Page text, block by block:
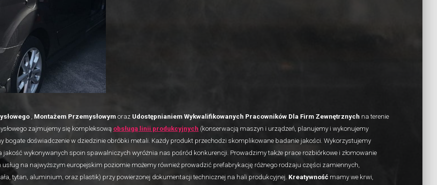
, Montażem Przemysłowym oraz Udostępnianiem Wykwalifikowanych Pracowników Dla Firm Zewnętrznych na terenie
zajmujemy się kompleksową obsługą linii produkcyjnych (konserwacją maszyn i urządzeń, planujemy i wykonujemy
bogate doświadczenie w dziedzinie obróbki metali. Każdy produkt przechodzi skomplikowane badanie jakości. Wykorzystujemy
jakość wykonywanych spoin spawalniczych wyróżnia nas pośród konkurencji. Prowadzimy także prace rozbiórkowe i złomowanie
na najwyższym europejskim poziomie możemy również prowadzić prefabrykację różnego rodzaju części zamiennych,
tytan, aluminium, oraz plastik) przy powierzonej dokumentacji technicznej na hali produkcyjnej. Kreatywność mamy we krwi,